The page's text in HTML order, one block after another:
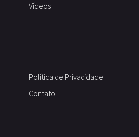
Vídeos
Política de Privacidade
Contato